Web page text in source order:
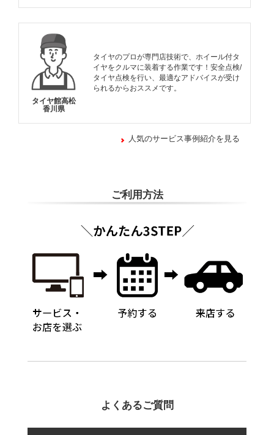
タイヤ館高松
香川県
タイヤのプロが専門店技術で、ホイール付タ
イヤをクルマに装着する作業です！安全点検/
タイヤ点検を行い、最適なアドバイスが受け
られるからおススメです。
人気のサービス事例紹介を見る
ご利用方法
よくあるご質問